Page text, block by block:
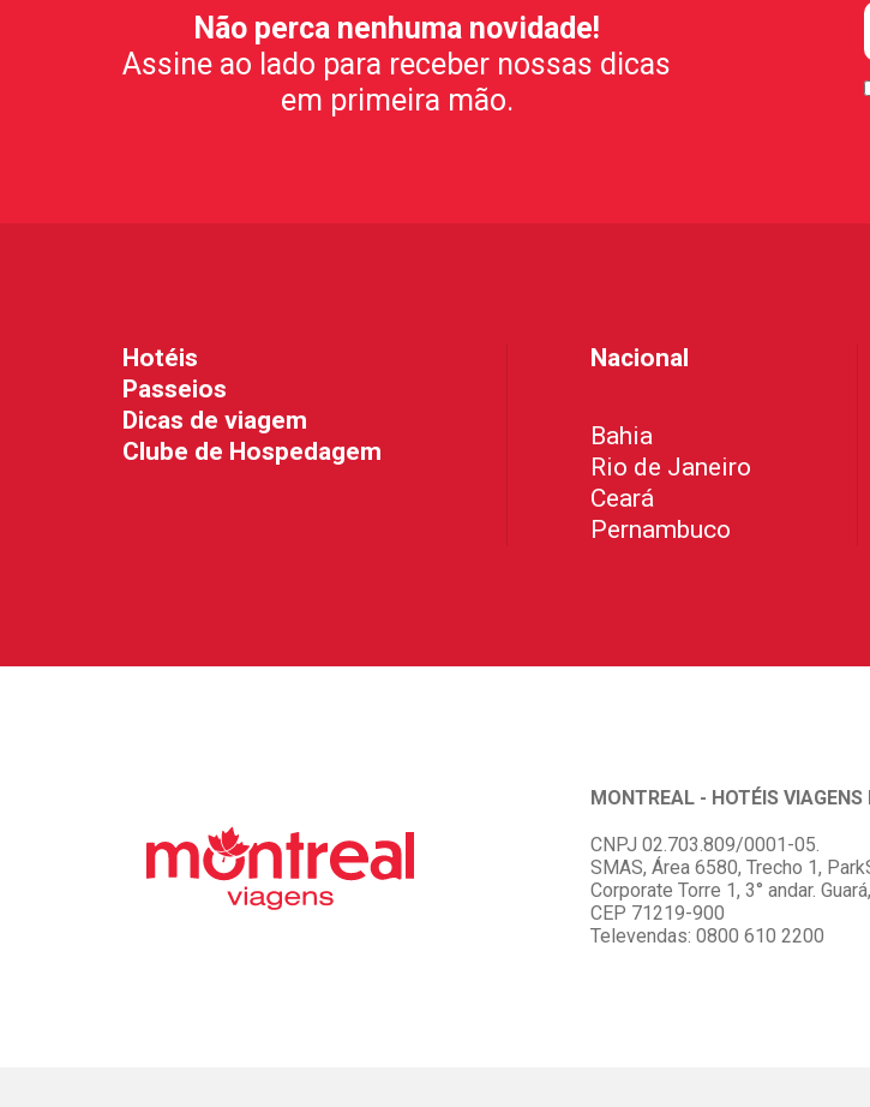
Não perca nenhuma novidade!
Assine ao lado para receber nossas dicas
em primeira mão.
Hotéis
Passeios
Dicas de viagem
Clube de Hospedagem
Nacional
Bahia
Rio de Janeiro
Ceará
Pernambuco
MONTREAL - HOTÉIS
CNPJ 02.703.809/0001-05.
SMAS, Área 6580, Trecho 1,
Corporate Torre 1, 3° andar.
CEP 71219-900
Televendas: 0800 610 2200